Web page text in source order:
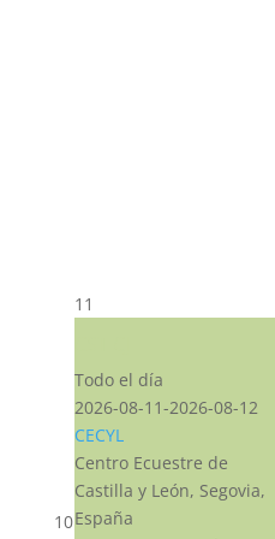
10
11
Todo el día
2026-08-11-2026-08-12
CECYL
Centro Ecuestre de
Castilla y León, Segovia,
España